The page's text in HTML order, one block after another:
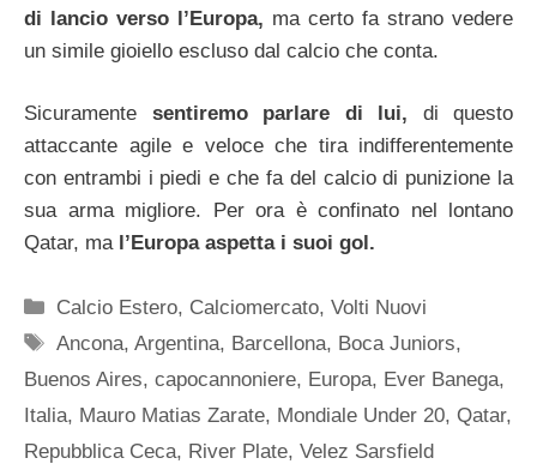
di lancio verso l’Europa, ma certo fa strano vedere
un simile gioiello escluso dal calcio che conta.
Sicuramente sentiremo parlare di lui, di questo
attaccante agile e veloce che tira indifferentemente
con entrambi i piedi e che fa del calcio di punizione la
sua arma migliore. Per ora è confinato nel lontano
Qatar, ma l’Europa aspetta i suoi gol.
Categorie
Calcio Estero, Calciomercato,Volti Nuovi
Tag
Ancona,Argentina, Barcellona, Boca Juniors,
Buenos Aires, capocannoniere, Europa, Ever Banega,
Italia, Mauro Matias Zarate, Mondiale Under 20, Qatar,
Repubblica Ceca, River Plate, Velez Sarsfield